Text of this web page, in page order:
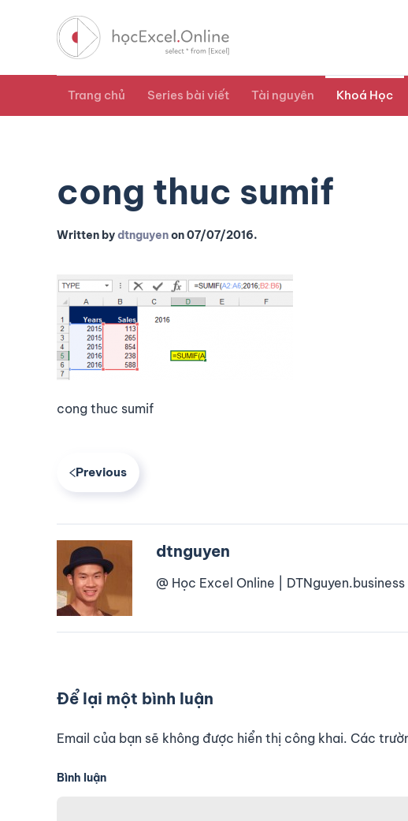
Trang chủ Series bài viết Tài nguyên Khoá Học
cong thuc sumif
Written bydtnguyenon07/07/2016.
cong thuc sumif
Previous
dtnguyen
@ Học Excel Online | DTNguyen.business
Để lại một bình luận
Email của bạn sẽ không được hiển thị công khai. Các
Bình luận